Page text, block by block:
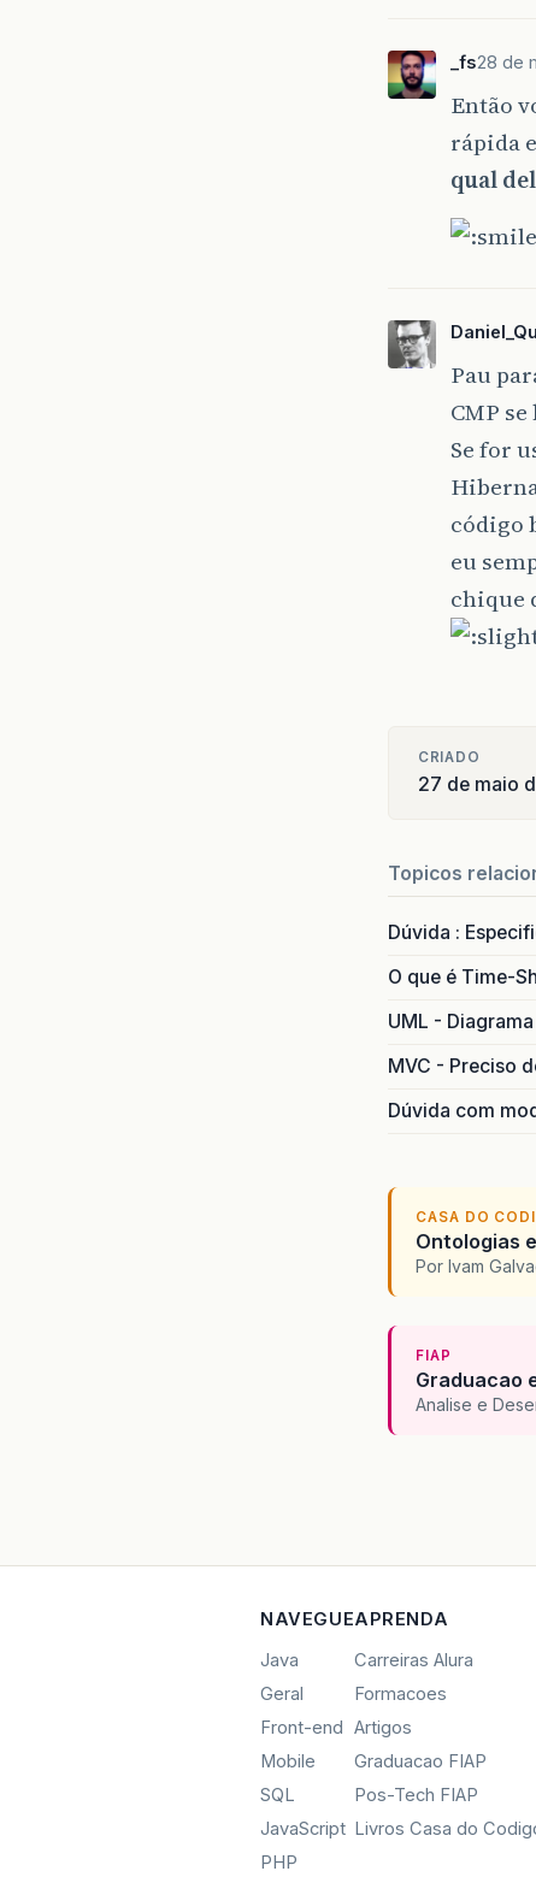
_fs28 de
Então
rápida
qual
Pau
CMP
Se for
código
eu
chique
CRIADO
27 de maio
Topicos
Dúvida :
O que é Time-
UML -
MVC - Preciso
Dúvida com
CASA DO
Ontologias
Por Ivam
FIAP
Graduacao
Analise e
NAVEGUE
Java
Geral
Front-end
Mobile
SQL
JavaScript
PHP
APRENDA
Carreiras Alura
Formacoes
Artigos
Graduacao FIAP
Pos-Tech FIAP
Livros Casa do